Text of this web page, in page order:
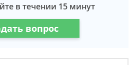
в течении 15 минут
вопрос